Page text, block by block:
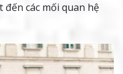
các mối quan hệ